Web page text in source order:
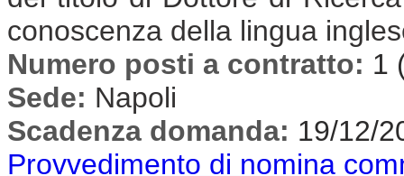
conoscenza della lingua
Numero posti a contratto: 1
Sede: Napoli
Scadenza domanda: 19/12/
Provvedimento di nomina